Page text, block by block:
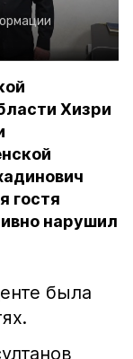
Хизри
гостя
нарушил
была